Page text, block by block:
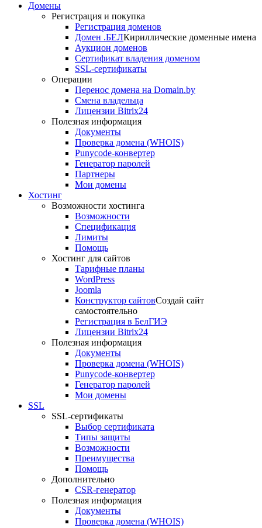
Домены
Регистрация и покупка
Регистрация доменов
Домен .БЕЛКириллические доменные имена
Аукцион доменов
Сертификат владения доменом
SSL-сертификаты
Операции
Перенос домена на Domain.by
Смена владельца
Лицензии Bitrix24
Полезная информация
Документы
Проверка домена (WHOIS)
Punycode-конвертер
Генератор паролей
Партнеры
Мои домены
Хостинг
Возможности хостинга
Возможности
Спецификация
Лимиты
Помощь
Хостинг для сайтов
Тарифные планы
WordPress
Joomla
Конструктор сайтовСоздай сайт
самостоятельно
Регистрация в БелГИЭ
Лицензии Bitrix24
Полезная информация
Документы
Проверка домена (WHOIS)
Punycode-конвертер
Генератор паролей
Мои домены
SSL
SSL-сертификаты
Выбор сертификата
Типы защиты
Возможности
Преимущества
Помощь
Дополнительно
CSR-генератор
Полезная информация
Документы
Проверка домена (WHOIS)